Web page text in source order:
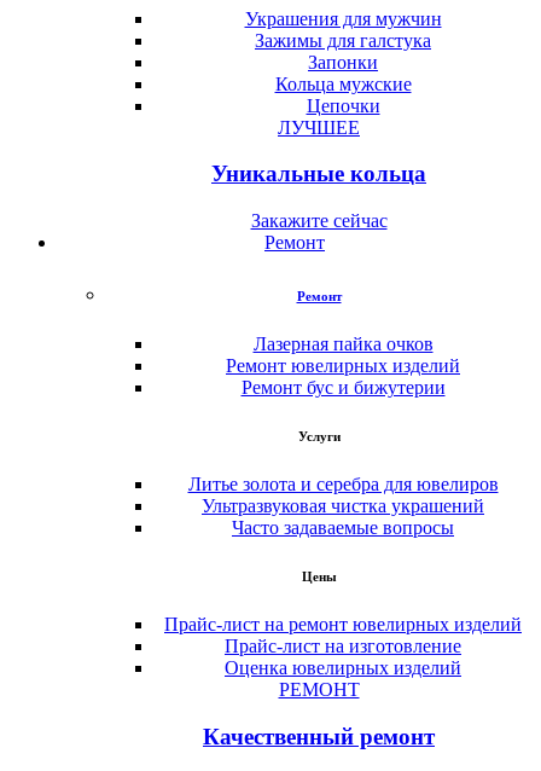
Украшения для мужчин
Зажимы для галстука
Запонки
Кольца мужские
Цепочки
ЛУЧШЕЕ
Уникальные кольца
Закажите сейчас
Ремонт
Ремонт
Лазерная пайка очков
Ремонт ювелирных изделий
Ремонт бус и бижутерии
Услуги
Литье золота и серебра для ювелиров
Ультразвуковая чистка украшений
Часто задаваемые вопросы
Цены
Прайс-лист на ремонт ювелирных изделий
Прайс-лист на изготовление
Оценка ювелирных изделий
РЕМОНТ
Качественный ремонт